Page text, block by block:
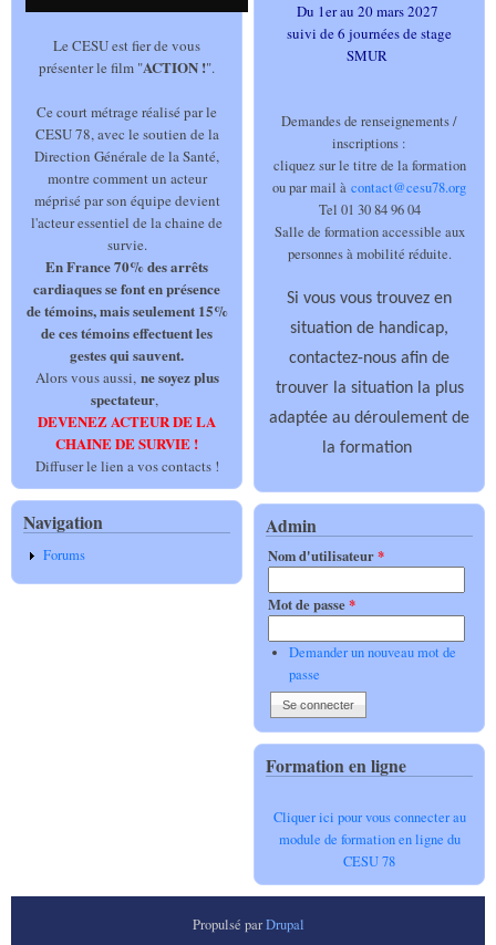
Le CESU est fier de vous
présenter le film "ACTION !".
Ce court métrage réalisé par le
CESU 78, avec le soutien de la
Direction Générale de la Santé,
montre comment un acteur
méprisé par son équipe devient
l'acteur essentiel de la chaine de
survie.
En France 70% des arrêts
cardiaques se font en présence
de témoins, mais seulement 15%
de ces témoins effectuent les
gestes qui sauvent.
Alors vous aussi, ne soyez plus
spectateur,
DEVENEZ ACTEUR DE LA
CHAINE DE SURVIE !
Diffuser le lien a vos contacts !
Navigation
Forums
Du 1er au 20 mars 2027
suivi de 6 journées de stage
SMUR
Demandes de renseignements /
inscriptions :
cliquez sur le titre de la formation
ou par mail à contact@cesu78.org
Tel 01 30 84 96 04
Salle de formation accessible aux
personnes à mobilité réduite.
Si vous vous trouvez en
situation de handicap,
contactez-nous afin de
trouver la situation la plus
adaptée au déroulement de
la formation
Admin
Nom d'utilisateur*
Mot de passe*
Demander un nouveau mot de
passe
Formation en ligne
Cliquer ici pour vous connecter au
module de formation en ligne du
CESU 78
Propulsé parDrupal